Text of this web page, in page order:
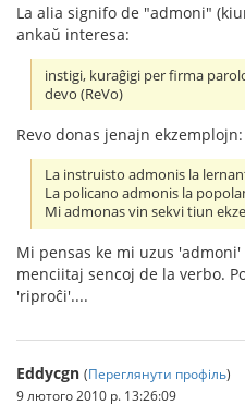
La alia signifo de "admoni"
ankaŭ interesa:
instigi, kuraĝigi per firma
devo (ReVo)
Revo donas jenajn ekzemplojn:
La instruisto admonis la
La policano admonis la
Mi admonas vin sekvi tiun
Mi pensas ke mi uzus
menciitaj sencoj de la verbo.
'riproĉi'....
Eddycgn (Переглянути профіль)
9 лютого 2010 р. 13:26:09